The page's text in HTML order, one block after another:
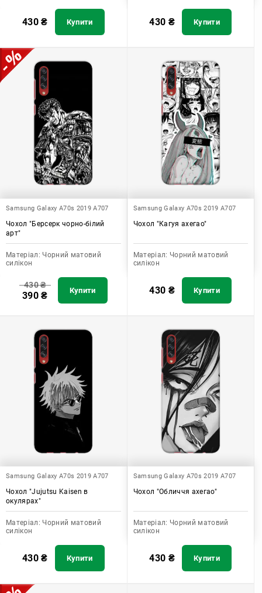
430₴ Купити 430 ₴ Купити
Samsung Galaxy A70s 2019 A707
Чохол "Берсерк чорно-білий
арт"
Матеріал: Чорний матовий
силікон
430₴
390₴ Купити
Samsung Galaxy A70s 2019 A707
Чохол "Кагуя ахегао"
Матеріал: Чорний матовий
силікон
430 ₴ Купити
Samsung Galaxy A70s 2019 A707
Чохол "Jujutsu Kaisen в
окулярах"
Матеріал: Чорний матовий
силікон
430₴ Купити
Samsung Galaxy A70s 2019 A707
Чохол "Обличчя ахегао"
Матеріал: Чорний матовий
силікон
430 ₴ Купити